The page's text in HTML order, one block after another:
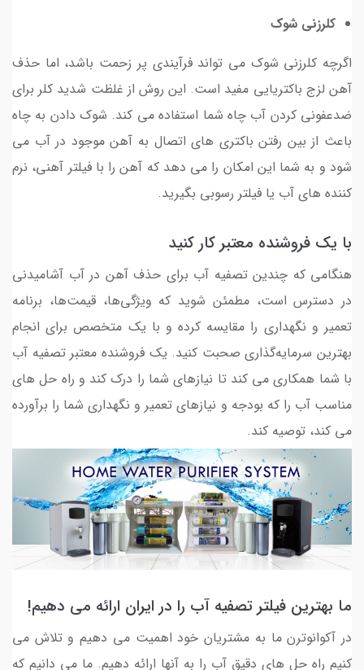
کلرزنی شوک
اگرچه کلرزنی شوک می تواند فرآیندی پر زحمت باشد، اما حذف
آهن لزج باکتریایی مفید است. این روش از غلظت شدید کلر برای
ضدعفونی کردن آب چاه شما استفاده می کند. شوک دادن به چاه
باعث از بین رفتن باکتری های اتصال به آهن موجود در آب می
شود و به شما این امکان را می دهد که آهن را با فیلتر آهنی، نرم
کننده های آب یا فیلتر رسوبی بگیرید.
با یک فروشنده معتبر کار کنید
هنگامی که چندین تصفیه آب برای حذف آهن در آب آشامیدنی
در دسترس است، مطمئن شوید که ویژگی‌ها، قیمت‌ها، برنامه
تعمیر و نگهداری را مقایسه کرده و با یک متخصص برای انجام
بهترین سرمایه‌گذاری صحبت کنید. یک فروشنده معتبر تصفیه آب
با شما همکاری می کند تا نیازهای شما را درک کند و راه حل های
مناسب آب را که بودجه و نیازهای تعمیر و نگهداری شما را برآورده
می کند، توصیه کند.
ما بهترین فیلتر تصفیه آب را در ایران ارائه می دهیم!
در آکوانوترن ما به مشتریان خود اهمیت می دهیم و تلاش می
کنیم راه حل های دقیق آب را به آنها ارائه دهیم. ما می دانیم که